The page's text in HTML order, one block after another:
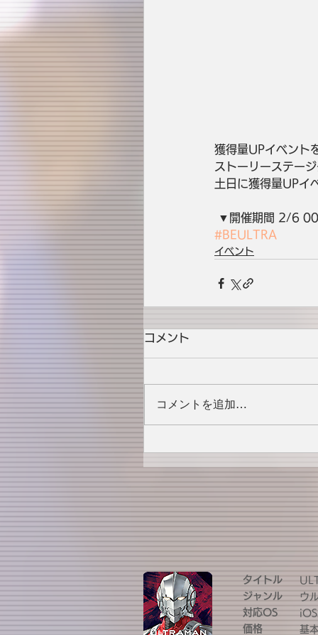
獲得量UPイベント
ストーリーステー
土日に獲得量UPイ
▼開催期間 2/6
#BEULTRA
イベント
コメント
コメントを追加…
タイトル
ジャンル
対応OS
価格
ウ
基